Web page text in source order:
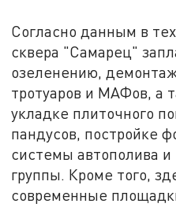
Согласно данным в
сквера "Самарец"
озеленению,
тротуаров и МАФов, а
укладке плиточного
пандусов, постройке
системы автополива и
группы. Кроме того,
современные